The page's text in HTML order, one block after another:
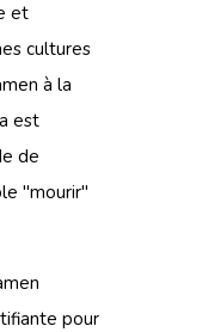
et
cultures
à la
est
de
"mourir"
pour